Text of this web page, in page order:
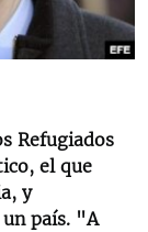
Refugiados
el que
y
país. "A